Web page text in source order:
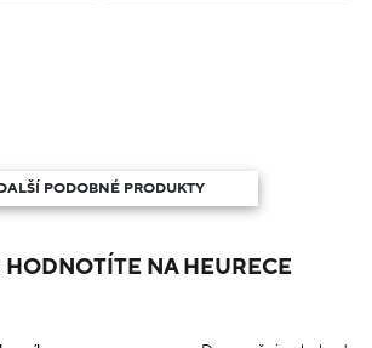
PODOBNÉ PRODUKTY
HODNOTÍTE NA HEURECE